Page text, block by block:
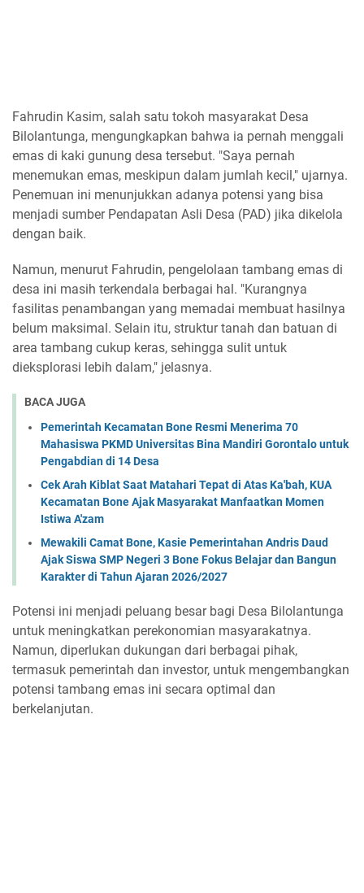
Fahrudin Kasim, salah satu tokoh masyarakat Desa
Bilolantunga, mengungkapkan bahwa ia pernah menggali
emas di kaki gunung desa tersebut. "Saya pernah
menemukan emas, meskipun dalam jumlah kecil," ujarnya.
Penemuan ini menunjukkan adanya potensi yang bisa
menjadi sumber Pendapatan Asli Desa (PAD) jika dikelola
dengan baik.
Namun, menurut Fahrudin, pengelolaan tambang emas di
desa ini masih terkendala berbagai hal. "Kurangnya
fasilitas penambangan yang memadai membuat hasilnya
belum maksimal. Selain itu, struktur tanah dan batuan di
area tambang cukup keras, sehingga sulit untuk
dieksplorasi lebih dalam," jelasnya.
BACA JUGA
Pemerintah Kecamatan Bone Resmi Menerima 70
Mahasiswa PKMD Universitas Bina Mandiri Gorontalo untuk
Pengabdian di 14 Desa
Cek Arah Kiblat Saat Matahari Tepat di Atas Ka'bah, KUA
Kecamatan Bone Ajak Masyarakat Manfaatkan Momen
Istiwa A'zam
Mewakili Camat Bone, Kasie Pemerintahan Andris Daud
Ajak Siswa SMP Negeri 3 Bone Fokus Belajar dan Bangun
Karakter di Tahun Ajaran 2026/2027
Potensi ini menjadi peluang besar bagi Desa Bilolantunga
untuk meningkatkan perekonomian masyarakatnya.
Namun, diperlukan dukungan dari berbagai pihak,
termasuk pemerintah dan investor, untuk mengembangkan
potensi tambang emas ini secara optimal dan
berkelanjutan.